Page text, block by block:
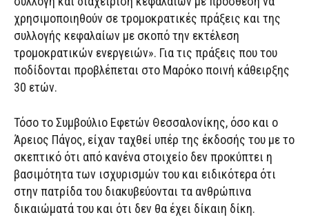
χρησιμοποιηθούν σε τρομοκρατικές πράξεις και της
συλλογής κεφαλαίων με σκοπό την εκτέλεση
τρομοκρατικών ενεργειών». Για τις πράξεις που του
ποδίδονται προβλέπεται στο Μαρόκο ποινή κάθειρξης
30 ετών.
Τόσο το Συμβούλιο Εφετών Θεσσαλονίκης, όσο και ο
Άρειος Πάγος, είχαν ταχθεί υπέρ της έκδοσής του με το
σκεπτικό ότι από κανένα στοιχείο δεν προκύπτει η
βασιμότητα των ισχυρισμών του και ειδικότερα ότι
στην πατρίδα του διακυβεύονται τα ανθρώπινα
δικαιώματά του και ότι δεν θα έχει δίκαιη δίκη.